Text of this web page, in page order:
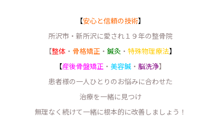
【安心と信頼の技術】
所沢市・新所沢に愛され１９年の整骨院
【整体 ・ 骨格矯正 ・ 鍼灸 ・ 特殊物理療法】
【産後骨盤矯正 ・ 美容鍼 ・ 脳洗浄】
患者様の一人ひとりのお悩みに合わせた
治療を一緒に見つけ
無理なく続けて一緒に根本的に改善しましょう！